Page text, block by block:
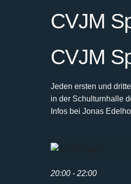
CVJM
CVJM
Jeden ersten und
in der Schulturnhalle
Infos bei Jonas
20:00 - 22:00